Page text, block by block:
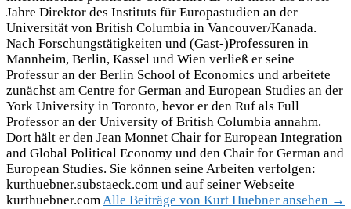
Jahre Direktor des Instituts für Europastudien an der
Universität von British Columbia in Vancouver/Kanada.
Nach Forschungstätigkeiten und (Gast-)Professuren in
Mannheim, Berlin, Kassel und Wien verließ er seine
Professur an der Berlin School of Economics und arbeitete
zunächst am Centre for German and European Studies an der
York University in Toronto, bevor er den Ruf als Full
Professor an der University of British Columbia annahm.
Dort hält er den Jean Monnet Chair for European Integration
and Global Political Economy und den Chair for German and
European Studies. Sie können seine Arbeiten verfolgen:
kurthuebner.substaeck.com und auf seiner Webseite
kurthuebner.comAlle Beiträge von Kurt Huebner ansehen →